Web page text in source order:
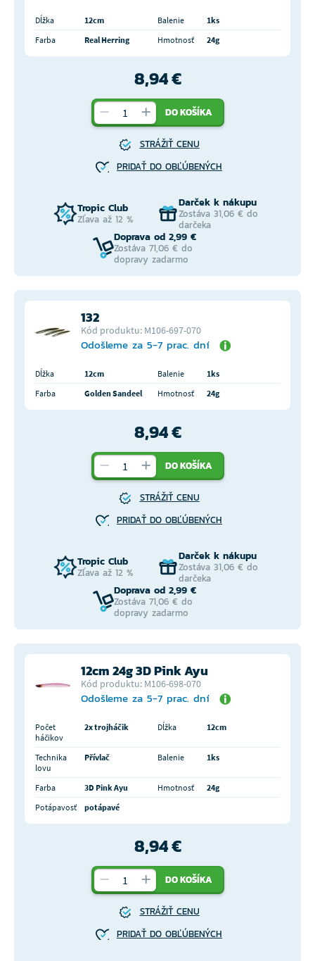
Dĺžka 12cm Balenie
1ks
Farba
Real Herring Hmotnosť 24g
8,94 €
DO KOŠÍKA
STRÁŽIŤ CENU
PRIDAŤ DO OBĽÚBENÝCH
Tropic Club
Zľava až 12 %
Darček k nákupu
Zostáva 31,06 € do
darčeka
Doprava od 2,99 €
Zostáva 71,06 € do
dopravy zadarmo
132
Kód produktu: M106-697-070
Odošleme za 5-7 prac. dní
Dĺžka 12cm Balenie
1ks
Farba
Golden Sandeel Hmotnosť 24g
8,94 €
DO KOŠÍKA
STRÁŽIŤ CENU
PRIDAŤ DO OBĽÚBENÝCH
Tropic Club
Zľava až 12 %
Darček k nákupu
Zostáva 31,06 € do
darčeka
Doprava od 2,99 €
Zostáva 71,06 € do
dopravy zadarmo
12cm 24g 3D Pink Ayu
Kód produktu: M106-698-070
Odošleme za 5-7 prac. dní
Počet
háčikov
2x trojháčik Dĺžka 12cm
Technika
lovu
Přívlač Balenie 1ks
Farba 3D Pink Ayu Hmotnosť
24g
Potápavosť
potápavé
8,94 €
DO KOŠÍKA
STRÁŽIŤ CENU
PRIDAŤ DO OBĽÚBENÝCH